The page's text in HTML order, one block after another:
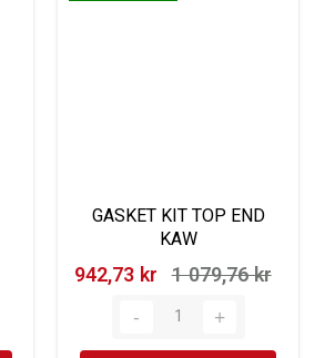
GASKET KIT TOP END
KAW
942,73 kr‎ 1 079,76 kr‎